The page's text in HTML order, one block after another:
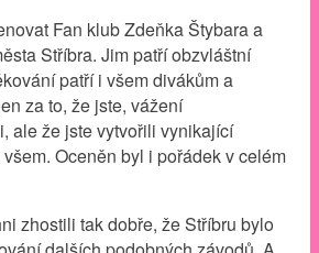
Fan klub Zdeňka Štybara a
Stříbra. Jim patří obzvláštní
patří i všem divákům a
za to, že jste, vážení
ale že jste vytvořili vynikající
Oceněn byl i pořádek v celém
zhostili tak dobře, že Stříbru bylo